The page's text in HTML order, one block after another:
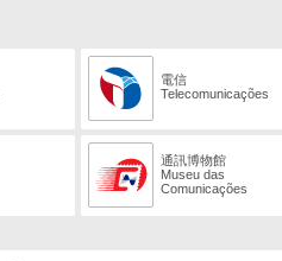
電信
Telecomunicações
通訊博物館
Museu das
Comunicações